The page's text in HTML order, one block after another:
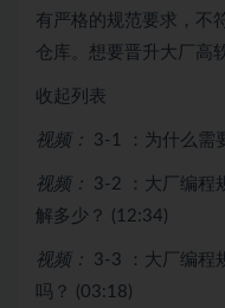
有严格的规范要求，不
仓库。想要晋升大厂高
收起列表
视频： 3-1 ：为什么需
视频：
3-2 ：大厂编程
解多少？ (12:34)
视频：
3-3 ：大厂编程
吗？ (03:18)